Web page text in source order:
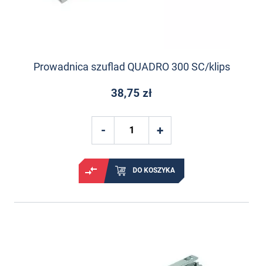
Prowadnica szuflad QUADRO 300 SC/klips
38,75 zł
DO KOSZYKA